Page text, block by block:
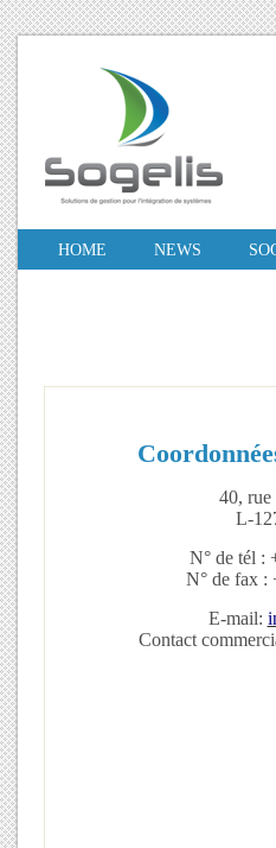
HOME NEWS
40, rue
L-
N° de tél :
N° de fax :
E-mail:
Contact